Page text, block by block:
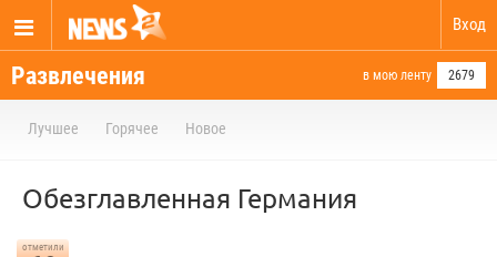
Вход
Развлечения в мою ленту 2679
Лучшее Горячее Новое
Обезглавленная Германия
отметили